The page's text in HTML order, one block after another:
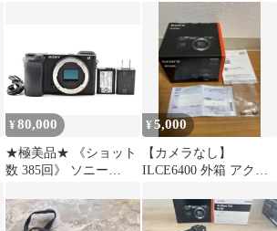
¥80,000
★極美品★ 《ショット
数 385回》 ソニー
ILCE-6400 ブラック
#2510
¥5,000
【カメラなし】
ILCE6400 外箱 アクセ